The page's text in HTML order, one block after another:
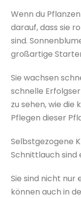
Wenn du
darauf, dass sie
sind.
großartige
Sie wachsen
schnelle
zu sehen, wie die
Pflegen dieser
Selbstgezogene
Schnittlauch sind
Sie sind nicht nur
können auch in